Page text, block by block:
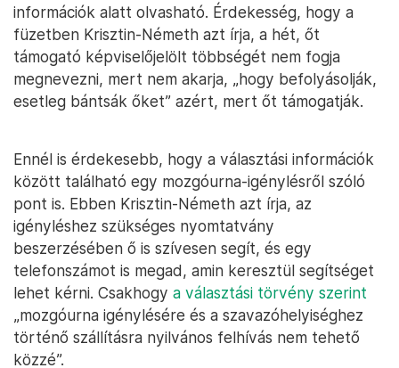
információk alatt olvasható. Érdekesség, hogy a
füzetben Krisztin-Németh azt írja, a hét, őt
támogató képviselőjelölt többségét nem fogja
megnevezni, mert nem akarja, „hogy befolyásolják,
esetleg bántsák őket” azért, mert őt támogatják.
Ennél is érdekesebb, hogy a választási információk
között található egy mozgóurna-igénylésről szóló
pont is. Ebben Krisztin-Németh azt írja, az
igényléshez szükséges nyomtatvány
beszerzésében ő is szívesen segít, és egy
telefonszámot is megad, amin keresztül segítséget
lehet kérni. Csakhogy a választási törvény szerint
„mozgóurna igénylésére és a szavazóhelyiséghez
történő szállításra nyilvános felhívás nem tehető
közzé”.